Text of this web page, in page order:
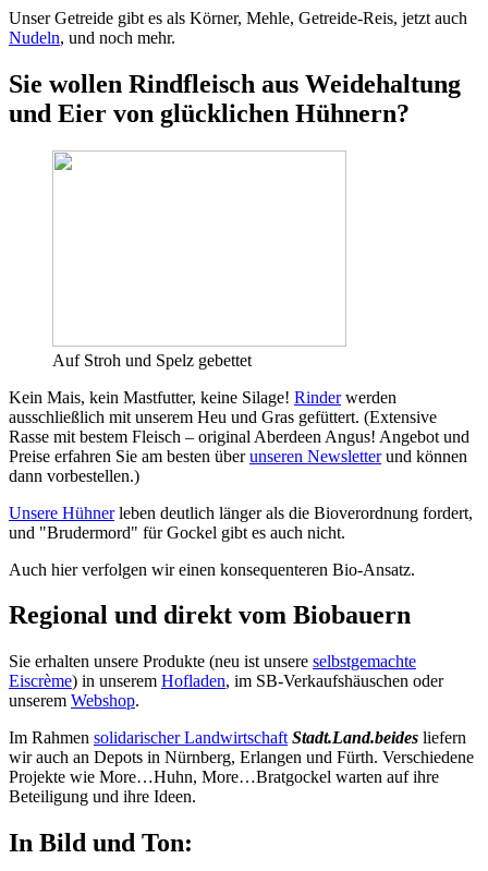
Unser Getreide gibt es als Körner, Mehle, Getreide-Reis, jetzt auch
Nudeln, und noch mehr.
Sie wollen Rindfleisch aus Weidehaltung
und Eier von glücklichen Hühnern?
Auf Stroh und Spelz gebettet
Kein Mais, kein Mastfutter, keine Silage! Rinderwerden
ausschließlich mit unserem Heu und Gras gefüttert. (Extensive
Rasse mit bestem Fleisch – original Aberdeen Angus! Angebot und
Preise erfahren Sie am besten überunseren Newsletterund können
dann vorbestellen.)
Unsere Hühnerleben deutlich länger als die Bioverordnung fordert,
und "Brudermord" für Gockel gibt es auch nicht.
Auch hier verfolgen wir einen konsequenteren Bio-Ansatz.
Regional und direkt vom Biobauern
Sie erhalten unsere Produkte (neu ist unsere selbstgemachte
Eiscrème) in unserem Hofladen, im SB-Verkaufshäuschen oder
unserem Webshop.
Im Rahmen solidarischer Landwirtschaft Stadt.Land.beides liefern
wir auch an Depots in Nürnberg, Erlangen und Fürth. Verschiedene
Projekte wie More…Huhn, More…Bratgockel warten auf ihre
Beteiligung und ihre Ideen.
In Bild und Ton: